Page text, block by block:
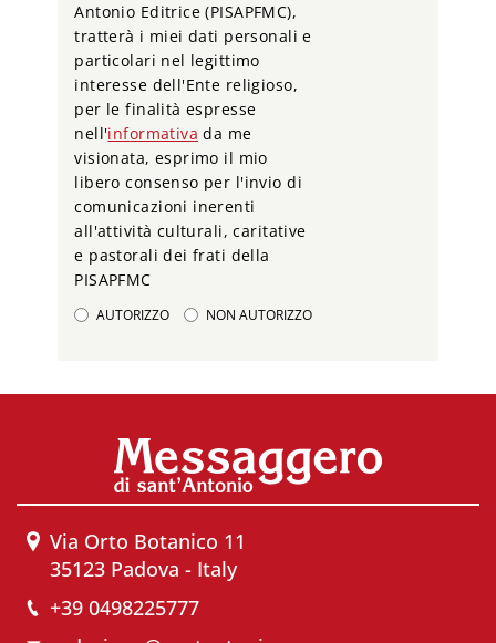
Antonio Editrice (PISAPFMC),
tratterà i miei dati personali e
particolari nel legittimo
interesse dell'Ente religioso,
per le finalità espresse
nell'informativa da me
visionata, esprimo il mio
libero consenso per l'invio di
comunicazioni inerenti
all'attività culturali, caritative
e pastorali dei frati della
PISAPFMC
AUTORIZZO NON AUTORIZZO
Via Orto Botanico 11
35123 Padova - Italy
+39 0498225777